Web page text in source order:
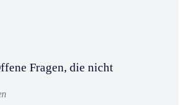
Fragen, die nicht